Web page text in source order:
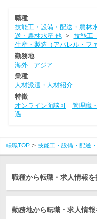
職種
技能工・設備・配送・農林
送・農林水産 他> 技能工
生産・製造（アパレル・フ
勤務地
海外
アジア
業種
人材派遣・人材紹介
特徴
オンライン面談可
管理職
遇
転職TOP 技能工・設備・配送
職種から転職・求人情報を
勤務地から転職・求人情報